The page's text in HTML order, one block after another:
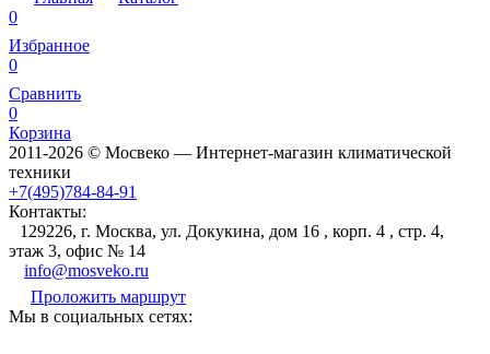
0
Избранное
0
Сравнить
0
Корзина
2011-2026 © Мосвеко — Интернет-магазин климатической
техники
+7(495)784-84-91
Контакты:
129226, г. Москва, ул. Докукина, дом 16 , корп. 4 , стр. 4,
этаж 3, офис № 14
info@mosveko.ru
Проложить маршрут
Мы в социальных сетях: